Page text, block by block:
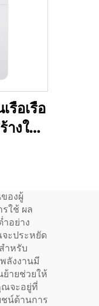
รือเรือ
างใน
องผู้
ใช้ ผล
อย่าง
ะประหยัด
ำหรับ
ลังงานมี
ายช่วยให้
ณจะอยู่ที่
น์ด้านการ